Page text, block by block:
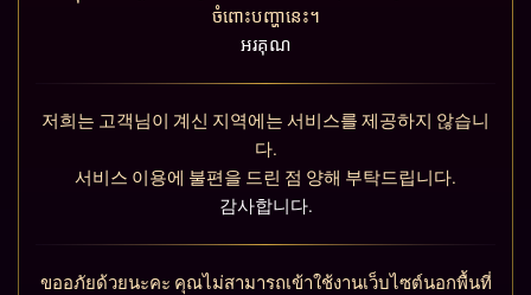
ចំពោះបញ្ហានេះ។
អរគុណ
저희는 고객님이 계신 지역에는 서비스를 제공하지 않습니
다.
서비스 이용에 불편을 드린 점 양해 부탁드립니다.
감사합니다.
ขออภัยด้วยนะคะ คุณไม่สามารถเข้าใช้งานเว็บไซต์นอกพื้นที่